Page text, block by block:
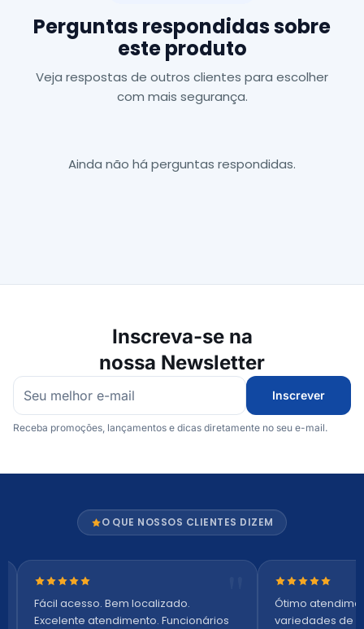
Perguntas respondidas sobre
este produto
Veja respostas de outros clientes para escolher
com mais segurança.
Ainda não há perguntas respondidas.
Inscreva-se na
nossa Newsletter
Inscrever
Receba promoções, lançamentos e dicas diretamente no seu e-mail.
O QUE NOSSOS CLIENTES DIZEM
Nota 5 de 5 estrelas
Fácil acesso. Bem localizado.
Excelente atendimento. Funcionários
Nota 5 de 5
Ótimo
variedades de